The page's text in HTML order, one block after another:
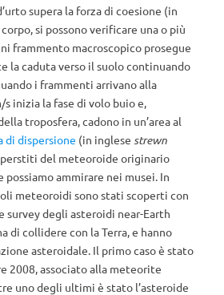
supera la forza di coesione (in
si possono verificare una o più
frammento macroscopico prosegue
la caduta verso il suolo continuando
i frammenti arrivano alla
inizia la fase di volo buio e,
troposfera, cadono in un’area al
di dispersione (in inglese strewn
del meteoroide originario
possiamo ammirare nei musei. In
meteoroidi sono stati scoperti con
survey degli asteroidi near-Earth
di collidere con la Terra, e hanno
asteroidale. Il primo caso è stato
2008, associato alla meteorite
uno degli ultimi è stato l’asteroide